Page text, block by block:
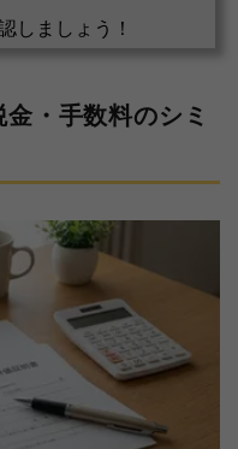
しましょう！
・手数料のシミ